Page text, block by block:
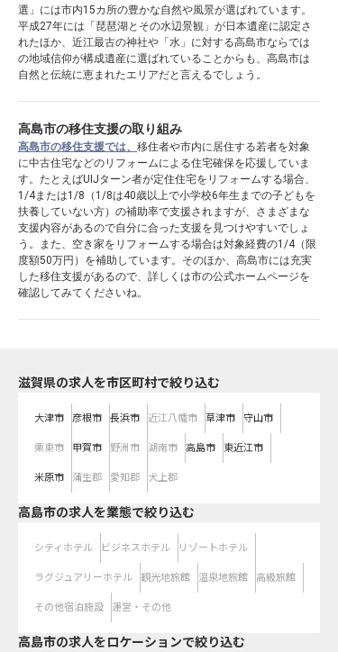
選」には市内15カ所の豊かな自然や風景が選ばれています。
平成27年には「琵琶湖とその水辺景観」が日本遺産に認定さ
れたほか、近江最古の神社や「水」に対する高島市ならでは
の地域信仰が構成遺産に選ばれていることからも、高島市は
自然と伝統に恵まれたエリアだと言えるでしょう。
高島市の移住支援の取り組み
高島市の移住支援では、 移住者や市内に居住する若者を対象
に中古住宅などのリフォームによる住宅確保を応援していま
す。たとえばUIJターン者が定住住宅をリフォームする場合、
1/4または1/8（1/8は40歳以上で小学校6年生までの子どもを
扶養していない方）の補助率で支援されますが、さまざまな
支援内容があるので自分に合った支援を見つけやすいでしょ
う。また、空き家をリフォームする場合は対象経費の1/4（限
度額50万円）を補助しています。そのほか、高島市には充実
した移住支援があるので、詳しくは市の公式ホームページを
確認してみてくださいね。
滋賀県の求人を市区町村で絞り込む
大津市 彦根市 長浜市 近江八幡市 草津市 守山市
栗東市 甲賀市 野洲市 湖南市 高島市 東近江市
米原市 蒲生郡 愛知郡 犬上郡
高島市の求人を業態で絞り込む
シティホテル ビジネスホテル リゾートホテル
ラグジュアリーホテル 観光地旅館 温泉地旅館 高級旅館
その他宿泊施設 運営・その他
高島市の求人をロケーションで絞り込む